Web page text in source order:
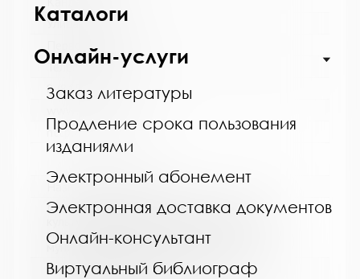
Каталоги
Онлайн-услуги
Заказ литературы
Продление срока пользования
изданиями
Электронный абонемент
Электронная доставка документов
Онлайн-консультант
Виртуальный библиограф
Улица, дом:
Первомайская, 40
Телефон:
8 (81533) 9-21-92
http://cbskanda.ru
Название библиотеки:
Муниципальное бюджетное учреждение
культуры "Кольская детская библиотека"
муниципального образования Кольский
муниципальный округ Мурманской области
Сокращенное название: